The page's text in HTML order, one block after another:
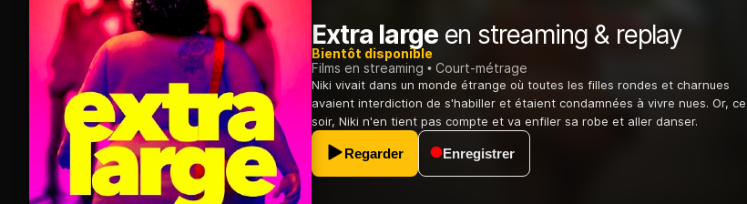
Extra largeen streaming & replay
Bientôt disponible
Films en streaming
Court-métrage
Niki vivait dans un monde étrange où toutes les filles rondes et charnues
avaient interdiction de s'habiller et étaient condamnées à vivre nues. Or, ce
soir, Niki n'en tient pas compte et va enfiler sa robe et aller danser.
Regarder Enregistrer